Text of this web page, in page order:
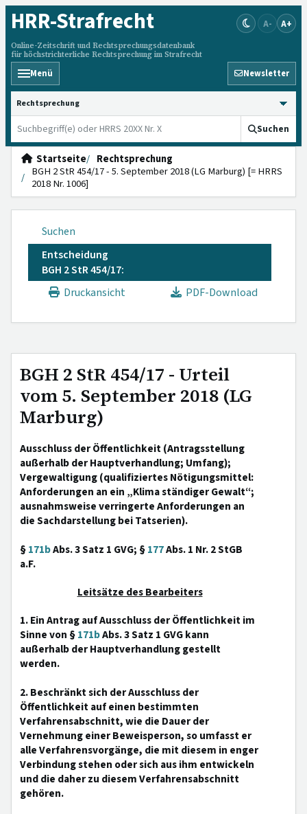
HRR-Strafrecht
Online-Zeitschrift und Rechtsprechungsdatenbank
für höchstrichterliche Rechtsprechung im Strafrecht
A- A+
Menü Newsletter
HRRS durchsuchen
Suchen
Startseite
Rechtsprechung
BGH 2 StR 454/17 - 5. September 2018 (LG Marburg) [= HRRS
2018 Nr. 1006]
Suchen
Entscheidung
BGH 2 StR 454/17:
Druckansicht
PDF-Download
BGH 2 StR 454/17 - Urteil
vom 5. September 2018 (LG
Marburg)
Ausschluss der Öffentlichkeit (Antragsstellung
außerhalb der Hauptverhandlung; Umfang);
Vergewaltigung (qualifiziertes Nötigungsmittel:
Anforderungen an ein „Klima ständiger Gewalt“;
ausnahmsweise verringerte Anforderungen an
die Sachdarstellung bei Tatserien).
§171bAbs. 3 Satz 1 GVG; §177Abs. 1 Nr. 2 StGB
a.F.
Leitsätze des Bearbeiters
1. Ein Antrag auf Ausschluss der Öffentlichkeit im
Sinne von §171bAbs. 3 Satz 1 GVG kann
außerhalb der Hauptverhandlung gestellt
werden.
2. Beschränkt sich der Ausschluss der
Öffentlichkeit auf einen bestimmten
Verfahrensabschnitt, wie die Dauer der
Vernehmung einer Beweisperson, so umfasst er
alle Verfahrensvorgänge, die mit diesem in enger
Verbindung stehen oder sich aus ihm entwickeln
und die daher zu diesem Verfahrensabschnitt
gehören.